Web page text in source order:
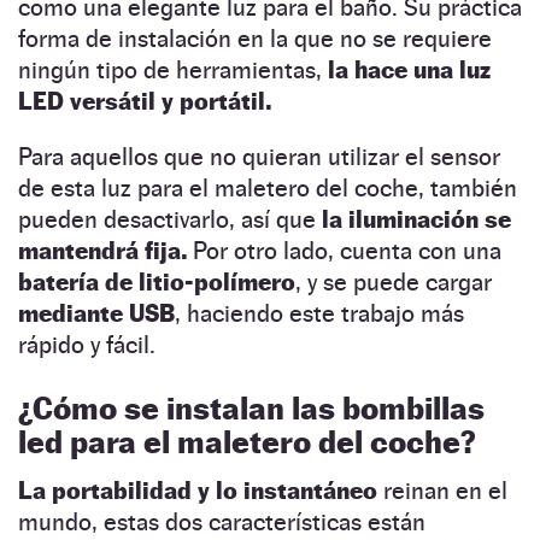
como una elegante luz para el baño. Su práctica
forma de instalación en la que no se requiere
ningún tipo de herramientas, la hace una luz
LED versátil y portátil.
Para aquellos que no quieran utilizar el sensor
de esta luz para el maletero del coche, también
pueden desactivarlo, así que la iluminación se
mantendrá fija. Por otro lado, cuenta con una
batería de litio-polímero, y se puede cargar
mediante USB, haciendo este trabajo más
rápido y fácil.
¿Cómo se instalan las bombillas
led para el maletero del coche?
La portabilidad y lo instantáneo reinan en el
mundo, estas dos características están